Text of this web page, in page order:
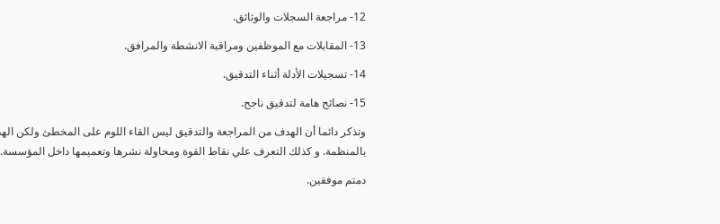
12- مراجعة السجلات والوثائق.
13- المقابلات مع الموظفين ومراقبة الانشطة والمرافق.
14- تسجيلات الأدلة أثناء التدقيق.
15- نصائح هامة لتدقيق ناجح.
وتذكر دائما أن الهدف من المراجعة والتدقيق ليس القاء اللوم على المخطئ
بالمنظمة. و كذلك التعرف علي نقاط القوة ومحاولة نشرها وتعميمها داخل المؤسسة.
دمتم موفقين.